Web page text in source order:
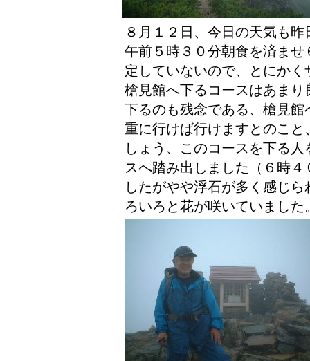
８月１２日、今日の天気も
午前５時３０分朝食を済ま
定していないので、とにか
槍見館へ下るコースはあま
下るのも残念である、槍見
重に行けば行けますとのこ
しょう、このコースを下る
スへ踏み出しました（６時
したがやや浮石が多く感じ
ろいろと花が咲いていました